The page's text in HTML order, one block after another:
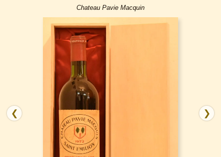
Chateau Pavie Macquin
❮ ❯